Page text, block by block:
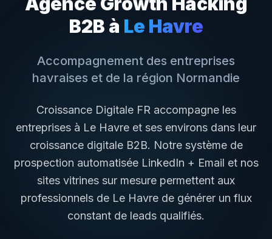
B2B à Le Havre
Accompagnement des entreprises
havraises et de la région Normandie
Croissance Digitale FR accompagne les
entreprises à Le Havre et ses environs dans leur
croissance digitale B2B. Notre système de
prospection automatisée LinkedIn + Email et nos
sites vitrines sur mesure permettent aux
professionnels de Le Havrede générer un flux
constant de leads qualifiés.